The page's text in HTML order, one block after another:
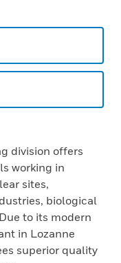
division offers
working in
sites,
biological
to its modern
in Lozanne
superior quality